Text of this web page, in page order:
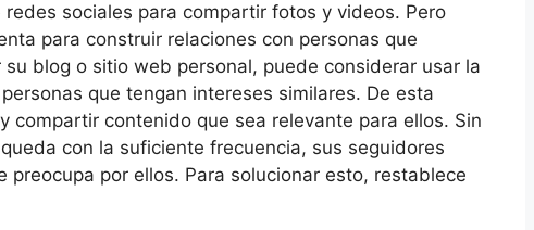
sociales para compartir fotos y videos. Pero
para construir relaciones con personas que
blog o sitio web personal, puede considerar usar la
que tengan intereses similares. De esta
compartir contenido que sea relevante para ellos. Sin
con la suficiente frecuencia, sus seguidores
preocupa por ellos. Para solucionar esto, restablece